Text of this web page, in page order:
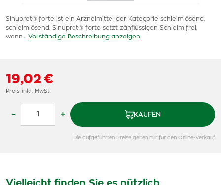
Sinupret® forte ist ein Arzneimittel der Kategorie schleimlösend,
schleimlösend. Sinupret® forte setzt zähflüssigen Schleim frei,
wenn…
Vollständige Beschreibung anzeigen
19,02 €
Preis inkl. MwSt
– + KAUFEN
Die aufgeführten Preise gelten nur für den Online-Verkauf
Vielleicht finden Sie es nützlich